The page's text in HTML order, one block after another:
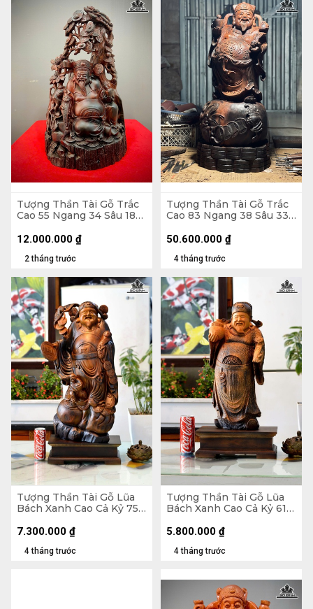
Tượng Thần Tài Gỗ Trắc
Cao 55 Ngang 34 Sâu 18
2 tháng trước
12.000.000 ₫
Tượng Thần Tài Gỗ Trắc
Cao 83 Ngang 38 Sâu 33
4 tháng trước
50.600.000 ₫
Tượng Thần Tài Gỗ Lũa
Bách Xanh Cao Cả Kỷ 75
Cao 10 (cm)
4 tháng trước
7.300.000 ₫
Tượng Thần Tài Gỗ Lũa
Bách Xanh Cao Cả Kỷ 61
Cao 10 (cm)
4 tháng trước
5.800.000 ₫